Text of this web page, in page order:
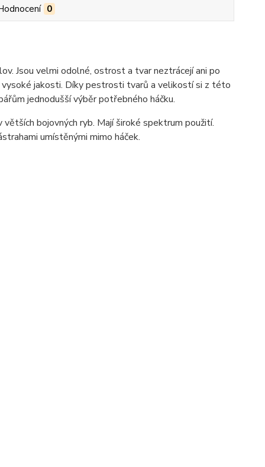
0
Jsou velmi odolné, ostrost a tvar neztrácejí ani po
vysoké jakosti. Díky pestrosti tvarů a velikostí si z této
jednodušší výběr potřebného háčku.
bojovných ryb. Mají široké spektrum použití.
umístěnými mimo háček.